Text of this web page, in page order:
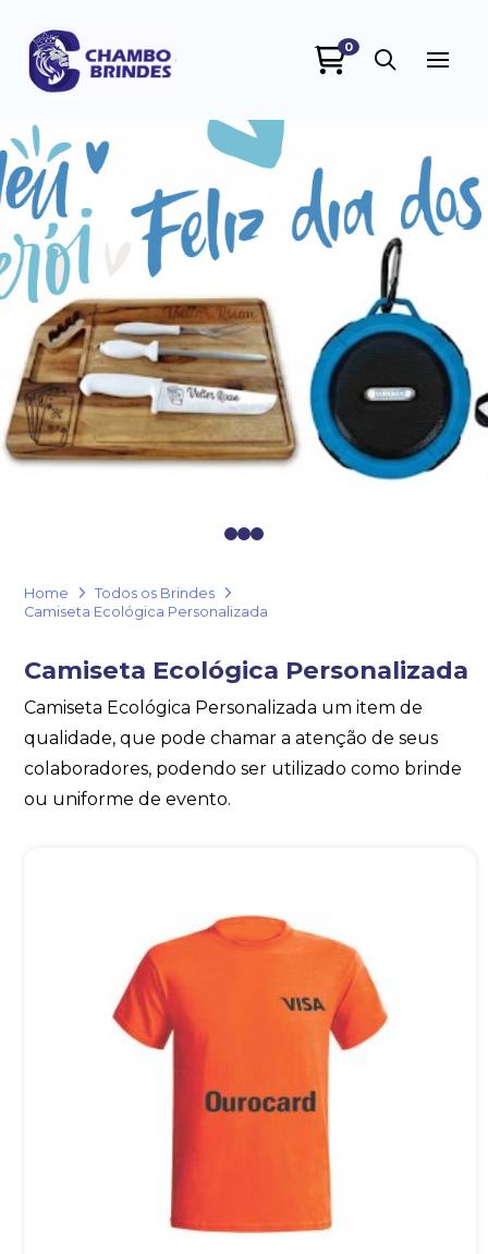
0
01 2
Home
Todos os Brindes
Camiseta Ecológica Personalizada
Camiseta Ecológica Personalizada
Camiseta Ecológica Personalizada um item de
qualidade, que pode chamar a atenção de seus
colaboradores, podendo ser utilizado como brinde
ou uniforme de evento.
Chambo Brindes
+55
Eu concordo em receber comunicações.
de marketing. Você pode alterar suas preferências a
qualquer momento.
Iniciar conversa